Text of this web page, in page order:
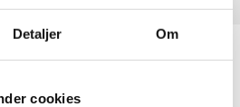
Detaljer Om
cookies